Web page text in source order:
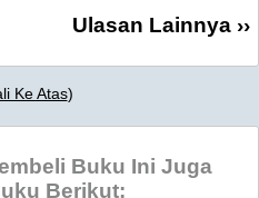
Ulasan Lainnya ››
Ke Atas)
Buku Ini Juga
Berikut: